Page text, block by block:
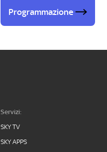
Programmazione
Servizi:
SKY TV
SKY APPS